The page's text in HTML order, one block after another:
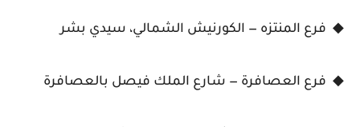
◆ فرع المنتزه — الكورنيش الشمالي، سيدي بشر
◆ فرع العصافرة — شارع الملك فيصل بالعصافرة